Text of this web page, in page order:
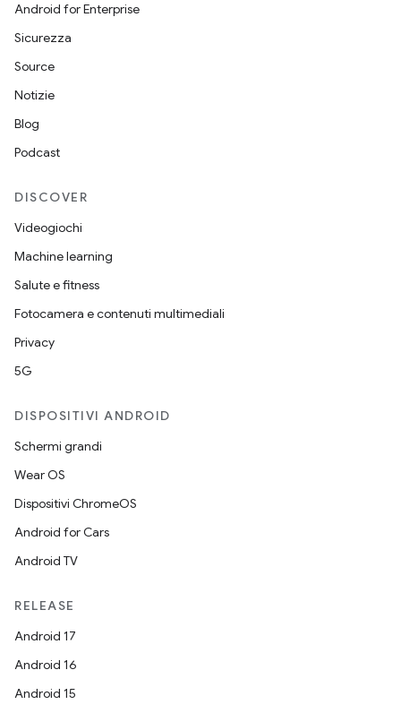
Android for Enterprise
Sicurezza
Source
Notizie
Blog
Podcast
DISCOVER
Videogiochi
Machine learning
Salute e fitness
Fotocamera e contenuti multimediali
Privacy
5G
DISPOSITIVI ANDROID
Schermi grandi
Wear OS
Dispositivi ChromeOS
Android for Cars
Android TV
RELEASE
Android 17
Android 16
Android 15